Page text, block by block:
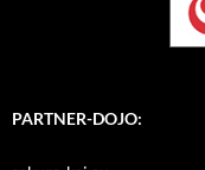
PARTNER-DOJO: